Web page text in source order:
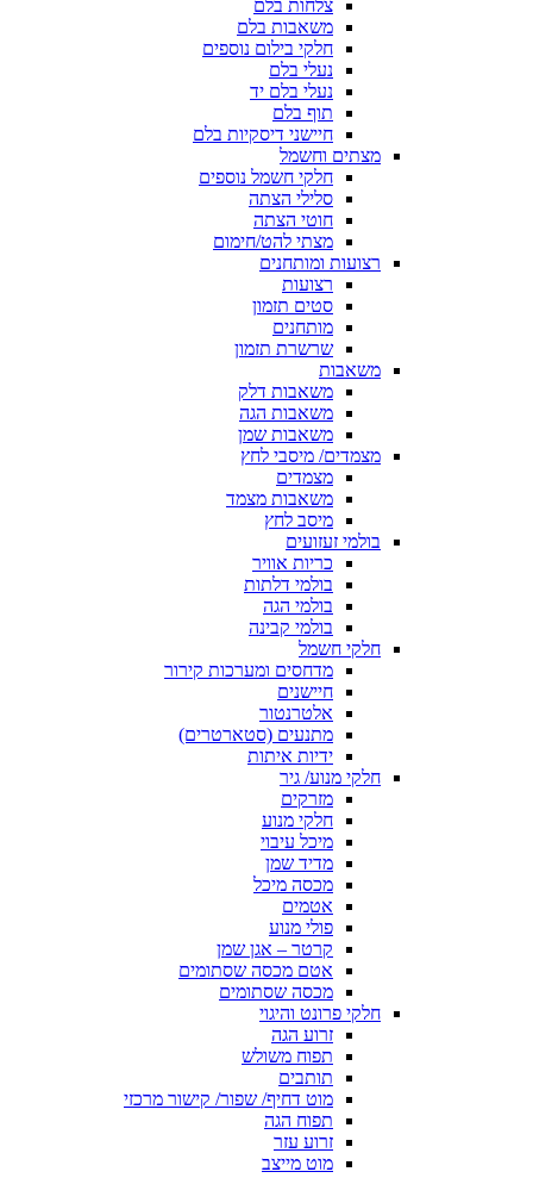
צלחות בלם
משאבות בלם
חלקי בילום נוספים
נעלי בלם
נעלי בלם יד
תוף בלם
חיישני דיסקיות בלם
מצתים וחשמל
חלקי חשמל נוספים
סלילי הצתה
חוטי הצתה
מצתי להט/חימום
רצועות ומותחנים
רצועות
סטים תזמון
מותחנים
שרשרת תזמון
משאבות
משאבות דלק
משאבות הגה
משאבות שמן
מצמדים/ מיסבי לחץ
מצמדים
משאבות מצמד
מיסב לחץ
בולמי זעזועים
כריות אוויר
בולמי דלתות
בולמי הגה
בולמי קבינה
חלקי חשמל
מדחסים ומערכות קירור
חיישנים
אלטרנטור
מתנעים (סטארטרים)
ידיות איתות
חלקי מנוע/ גיר
מזרקים
חלקי מנוע
מיכל עיבוי
מדיד שמן
מכסה מיכל
אטמים
פולי מנוע
קרטר – אגן שמן
אטם מכסה שסתומים
מכסה שסתומים
חלקי פרונט והיגוי
זרוע הגה
תפוח משולש
תותבים
מוט דחיף/ שפור/ קישור מרכזי
תפוח הגה
זרוע עזר
מוט מייצב